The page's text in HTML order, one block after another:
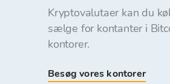
Kryptovalutaer kan du
sælge for kontanter i
kontorer.
Besøg vores kontorer